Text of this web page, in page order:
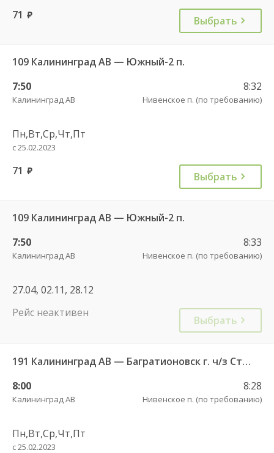
71 руб. Выбрать
109 Калининград АВ — Южный-2 п.
7:50
Калининград АВ
8:32
Нивенское п. (по требованию)
Пн,Вт,Ср,Чт,Пт
с 25.02.2023
71 руб. Выбрать
109 Калининград АВ — Южный-2 п.
7:50
Калининград АВ
8:33
Нивенское п. (по требованию)
27.04, 02.11, 28.12
Рейс неактивен
Выбрать
191 Калининград АВ — Багратионовск г. ч/з Стрельня п., Долгоруково п.
8:00
Калининград АВ
8:28
Нивенское п. (по требованию)
Пн,Вт,Ср,Чт,Пт
с 25.02.2023